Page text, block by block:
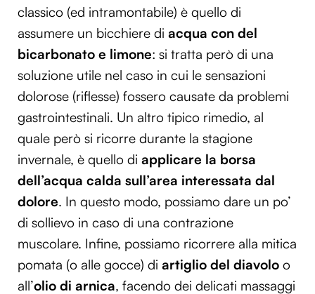
classico (ed intramontabile) è quello di
assumere un bicchiere di acqua con del
bicarbonato e limone: si tratta però di una
soluzione utile nel caso in cui le sensazioni
dolorose (riflesse) fossero causate da problemi
gastrointestinali. Un altro tipico rimedio, al
quale però si ricorre durante la stagione
invernale, è quello di applicare la borsa
dell’acqua calda sull’area interessata dal
dolore. In questo modo, possiamo dare un po’
di sollievo in caso di una contrazione
muscolare. Infine, possiamo ricorrere alla mitica
pomata (o alle gocce) di artiglio del diavolo o
all’olio di arnica, facendo dei delicati massaggi